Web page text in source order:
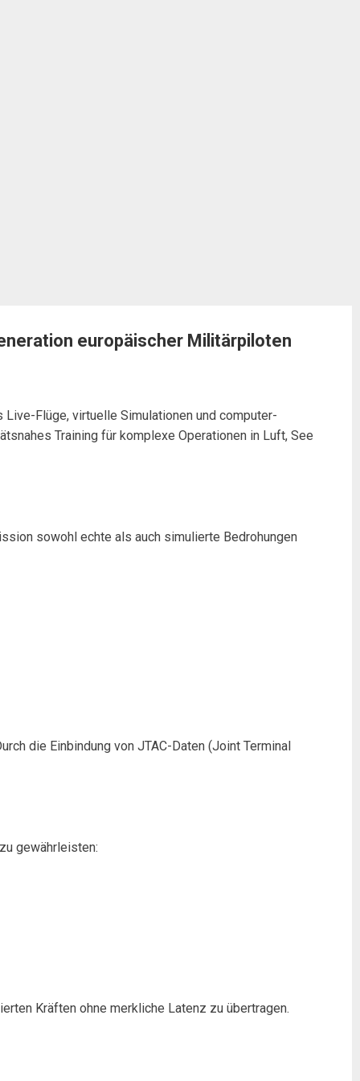
europäischer Militärpiloten
Flüge, virtuelle Simulationen und computer-
Training für komplexe Operationen in Luft, See
sowohl echte als auch simulierte Bedrohungen
die Einbindung von JTAC-Daten (Joint Terminal
gewährleisten:
Kräften ohne merkliche Latenz zu übertragen.